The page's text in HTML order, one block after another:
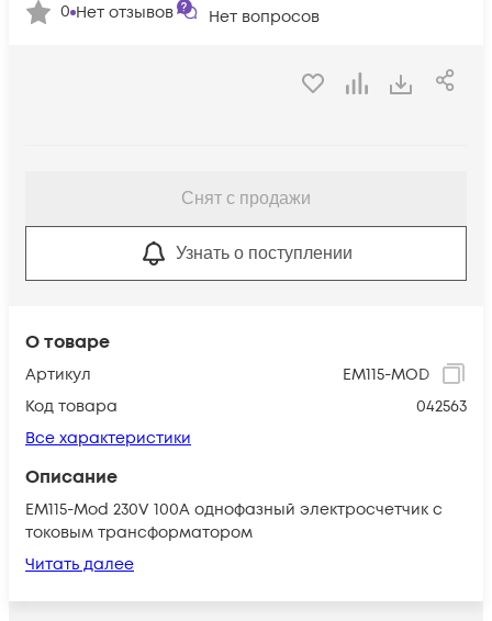
О товаре
Артикул
EM115-MOD
Код товара
042563
Все характеристики
Описание
EM115-Mod 230V 100A однофазный электросчетчик с
токовым трансформатором
Читать далее
0 Нет отзывов Нет вопросов
Снят с продажи
Узнать о поступлении